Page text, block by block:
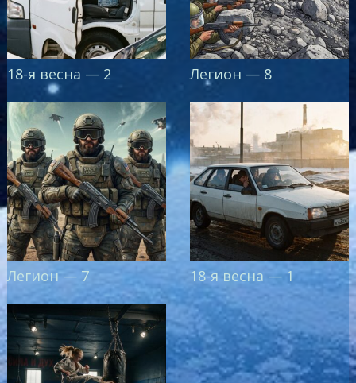
18-я весна — 2 Легион — 8
Легион — 7 18-я весна — 1